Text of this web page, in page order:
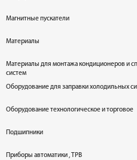
Магнитные пускатели
Материалы
Материалы для монтажа кондиционеров и
систем
Оборудование для заправки холодильных
Оборудование технологическое и торговое
Подшипники
Приборы автоматики , ТРВ